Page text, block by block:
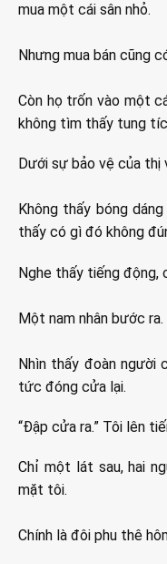
mua một cái sân nhỏ.
Nhưng mua bán cũng
Còn họ trốn vào một
không tìm thấy tung
Dưới sự bảo vệ của
Không thấy bóng
thấy có gì đó không
Nghe thấy tiếng động,
Một nam nhân bước ra.
Nhìn thấy đoàn người
tức đóng cửa lại.
“Đập cửa ra.” Tôi lên
Chỉ một lát sau, hai
mặt tôi.
Chính là đôi phu thê